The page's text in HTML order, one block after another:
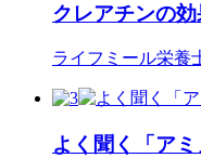
クレアチンの
ライフミール栄養
よく聞く「ア